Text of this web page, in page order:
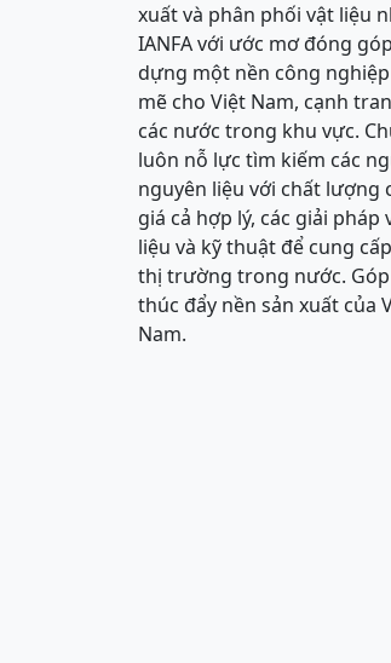
xuất và phân phối vật liệu
IANFA với ước mơ đóng
dựng một nền công
mẽ cho Việt Nam, cạnh
các nước trong khu vực.
luôn nỗ lực tìm kiếm các
nguyên liệu với chất lượng
giá cả hợp lý, các giải pháp
liệu và kỹ thuật để cung
thị trường trong nước.
thúc đẩy nền sản xuất của
Nam.